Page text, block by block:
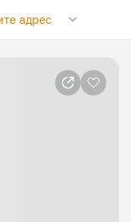
адрес